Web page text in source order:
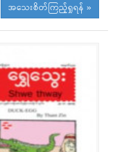
အသေးစိတ်ကြည့်ရှုရန် »